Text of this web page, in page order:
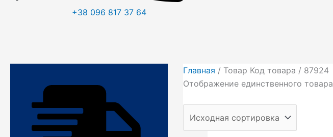
+38 096 817 37 64
Главная / Товар Код товара / 87924
Отображение единственного товара